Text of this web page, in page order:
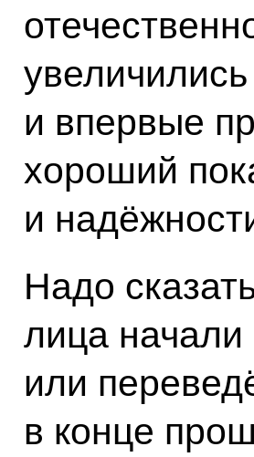
и впервые
хороший
и
Надо
лица
или
в конце